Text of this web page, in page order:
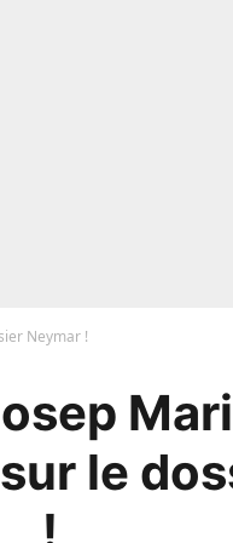
Neymar !
le